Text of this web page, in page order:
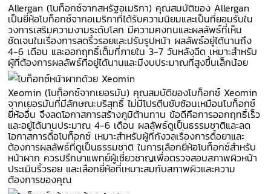
Allergan (โบท็อกซ์จากสหรัฐอเมริกา) คุณสมบัติของ Allergan
เป็นยี่ห้อโบท็อกซ์จากอเมริกาที่ได้รับความนิยมและเป็นที่ยอมรับใน
วงการเสริมความงามระดับโลก มีความคงทนและผลลัพธ์ที่เห็น
ชัดเจนในเรื่องการลดริ้วรอยและปรับรูปหน้า ผลลัพธ์อยู่ได้นานถึง
4-6 เดือน และออกฤทธิ์เต็มที่ภายใน 3-7 วันหลังฉีด เหมาะสำหรับ
ผู้ที่ต้องการผลลัพธ์ที่อยู่ได้นานและมีงบประมาณที่สูงขึ้นเล็กน้อย
Xeomin (โบท็อกซ์จากเยอรมัน) คุณสมบัติของโบท็อกซ์ Xeomin
จากเยอรมันที่มีลักษณะบริสุทธิ์ ไม่มีโปรตีนซับซ้อนเหมือนโบท็อกซ์
ยี่ห้ออื่น จึงลดโอกาสการสร้างภูมิต้านทาน ข้อดีคือการออกฤทธิ์เร็ว
และอยู่ได้นานประมาณ 4-6 เดือน ผลลัพธ์ดูเป็นธรรมชาติและลด
โอกาสการดื้อโบท็อกซ์ เหมาะสำหรับผู้ที่กังวลเรื่องการดื้อยาและ
ต้องการผลลัพธ์ที่ดูเป็นธรรมชาติ ในการเลือกยี่ห้อโบท็อกซ์สำหรับ
หน้าผาก ควรปรึกษาแพทย์ผู้เชี่ยวชาญเพื่อตรวจสอบสภาพผิวหน้า
ประเมินริ้วรอย และเลือกยี่ห้อที่เหมาะสมกับสภาพผิวและความ
ต้องการของคุณ